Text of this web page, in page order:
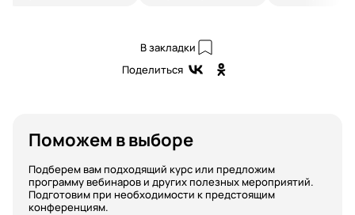
В закладки
Поделиться
Поможем в выборе
Подберем вам подходящий курс или предложим
программу вебинаров и других полезных мероприятий.
Подготовим при необходимости к предстоящим
конференциям.